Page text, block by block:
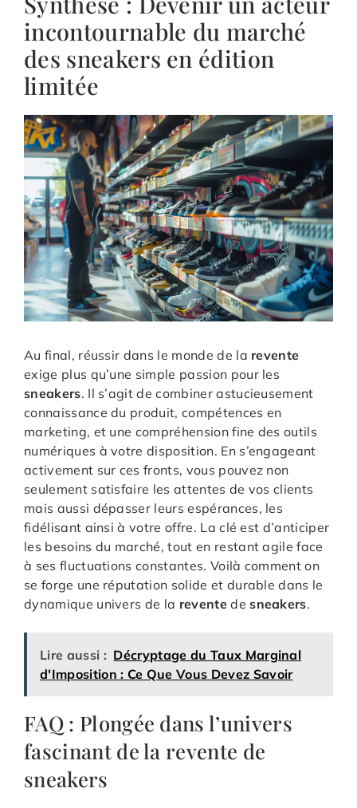
incontournable du marché
des sneakers en édition
limitée
Au final, réussir dans le monde de la revente
exige plus qu’une simple passion pour les
sneakers. Il s’agit de combiner astucieusement
connaissance du produit, compétences en
marketing, et une compréhension fine des outils
numériques à votre disposition. En s’engageant
activement sur ces fronts, vous pouvez non
seulement satisfaire les attentes de vos clients
mais aussi dépasser leurs espérances, les
fidélisant ainsi à votre offre. La clé est d’anticiper
les besoins du marché, tout en restant agile face
à ses fluctuations constantes. Voilà comment on
se forge une réputation solide et durable dans le
dynamique univers de la reventedesneakers.
Lire aussi : Décryptage du Taux Marginal
d'Imposition : Ce Que Vous Devez Savoir
FAQ : Plongée dans l’univers
fascinant de la revente de
sneakers